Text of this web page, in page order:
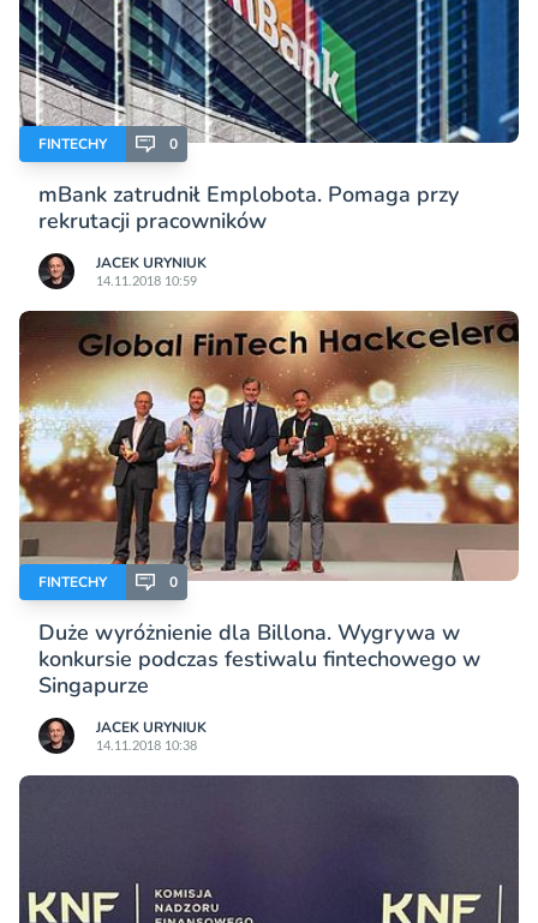
FINTECHY 0
mBank zatrudnił Emplobota. Pomaga przy
rekrutacji pracowników
JACEK URYNIUK
14.11.2018 10:59
FINTECHY 0
Duże wyróżnienie dla Billona. Wygrywa w
konkursie podczas festiwalu fintechowego w
Singapurze
JACEK URYNIUK
14.11.2018 10:38